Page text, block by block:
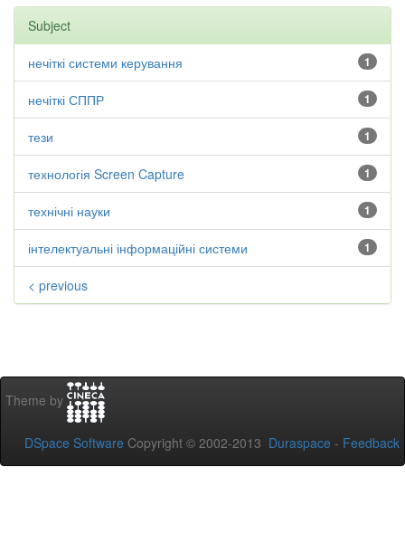
Subject
1
нечіткі системи керування
1
нечіткі СППР
1
тези
1
технологія Screen Capture
1
технічні науки
1
інтелектуальні інформаційні системи
< previous
Theme by
DSpace Software Copyright © 2002-2013 Duraspace - Feedback